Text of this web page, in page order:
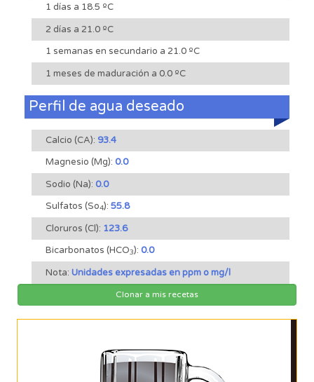
1 días a 18.5 ºC
2 días a 21.0 ºC
1 semanas en secundario a 21.0 ºC
1 meses de maduración a 0.0 ºC
Perfil de agua deseado
Calcio (CA): 93.4
Magnesio (Mg): 0.0
Sodio (Na): 0.0
Sulfatos (So4): 55.8
Cloruros (Cl): 123.6
Bicarbonatos (HCO3): 0.0
Nota: Unidades expresadas en ppm o mg/l
Clonar a mis recetas